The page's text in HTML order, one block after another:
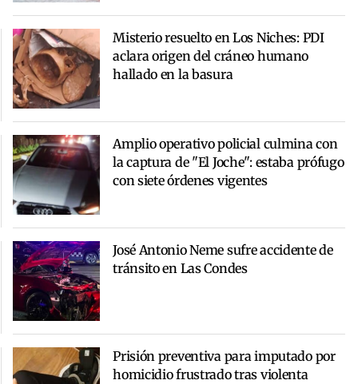
Misterio resuelto en Los Niches: PDI
aclara origen del cráneo humano
hallado en la basura
Amplio operativo policial culmina con
la captura de "El Joche": estaba prófugo
con siete órdenes vigentes
José Antonio Neme sufre accidente de
tránsito en Las Condes
Prisión preventiva para imputado por
homicidio frustrado tras violenta